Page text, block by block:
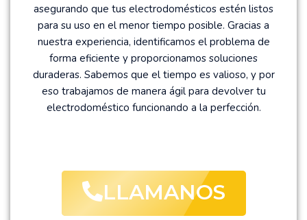
asegurando que tus electrodomésticos estén listos
para su uso en el menor tiempo posible. Gracias a
nuestra experiencia, identificamos el problema de
forma eficiente y proporcionamos soluciones
duraderas. Sabemos que el tiempo es valioso, y por
eso trabajamos de manera ágil para devolver tu
electrodoméstico funcionando a la perfección.
LLAMANOS